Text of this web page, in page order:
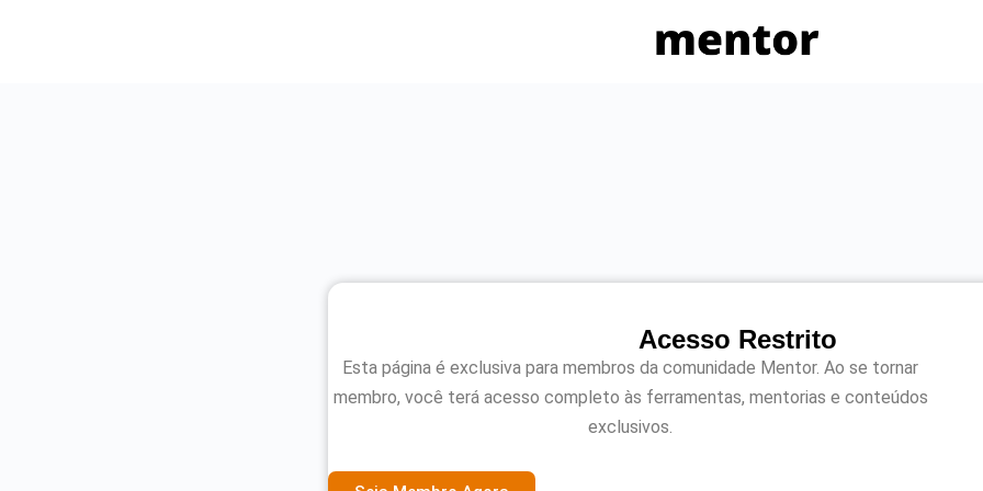
Acesso Restrito
Esta página é exclusiva para membros da comunidade Mentor. Ao se tornar
membro, você terá acesso completo às ferramentas, mentorias e conteúdos
exclusivos.